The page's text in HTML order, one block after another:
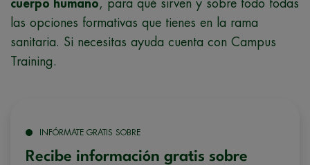
cuerpo humano, para qué sirven y sobre todo todas
las opciones formativas que tienes en la rama
sanitaria. Si necesitas ayuda cuenta con Campus
Training.
INFÓRMATE GRATIS SOBRE
Recibe información gratis sobre